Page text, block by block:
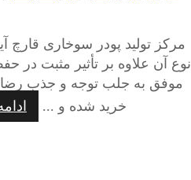
مرکز تولید پودر سوخاری قارچ
نوع آن علاوه بر تأثیر مثبت در
موفق به جلب توجه و جذب
خرید شده و ...